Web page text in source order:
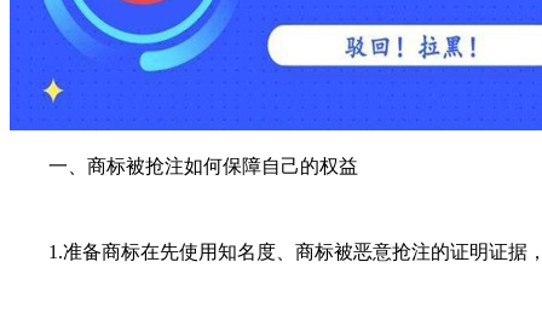
一、商标被抢注如何保障自己的权益
1.准备商标在先使用知名度、商标被恶意抢注的证明证据